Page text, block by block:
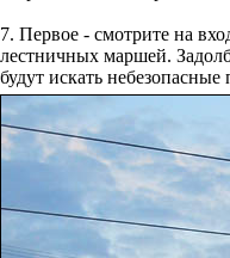
7. Первое - смотрите на
лестничных маршей.
будут искать небезопасные